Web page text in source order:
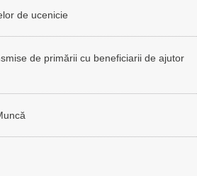
de ucenicie
de primării cu beneficiarii de ajutor